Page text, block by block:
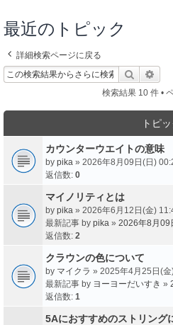
最近のトピック
詳細検索ページに戻る
検索
検索結果 10 件 •
トピ
カウンターウエイトの意味
by pika » 2026年8月09日(日)
返信数: 0
マイノリティとは
by pika » 2026年6月12日(金)
最新記事 by pika » 2026年8月09
返信数: 2
クラウンの色について
by マイクラ » 2025年4月25日(
最新記事 by ヨーヨーだいすき »
返信数: 1
5Aにおすすめのストリング